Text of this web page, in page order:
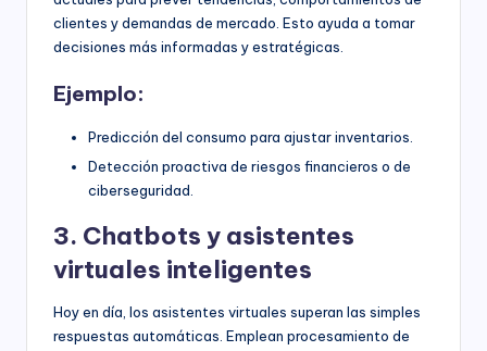
clientes y demandas de mercado. Esto ayuda a tomar
decisiones más informadas y estratégicas.
Ejemplo:
Predicción del consumo para ajustar inventarios.
Detección proactiva de riesgos financieros o de
ciberseguridad.
3. Chatbots y asistentes
virtuales inteligentes
Hoy en día, los asistentes virtuales superan las simples
respuestas automáticas. Emplean procesamiento de